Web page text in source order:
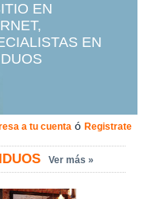
EN
EN
a tu cuenta ó Registrate
Ver más »